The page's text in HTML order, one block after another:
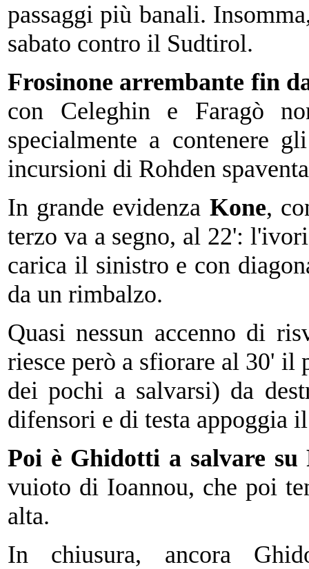
passaggi più banali.
sabato contro il Sudtirol.
Frosinone arrembante fin
con Celeghin e Faragò
specialmente a contenere
incursioni di Rohden
In grande evidenza Kone,
terzo va a segno, al 22':
carica il sinistro e con
da un rimbalzo.
Quasi nessun accenno di
riesce però a sfiorare al 30' il
dei pochi a salvarsi) da
difensori e di testa appoggia
Poi è Ghidotti a salvare su
vuioto di Ioannou, che poi
alta.
In chiusura, ancora